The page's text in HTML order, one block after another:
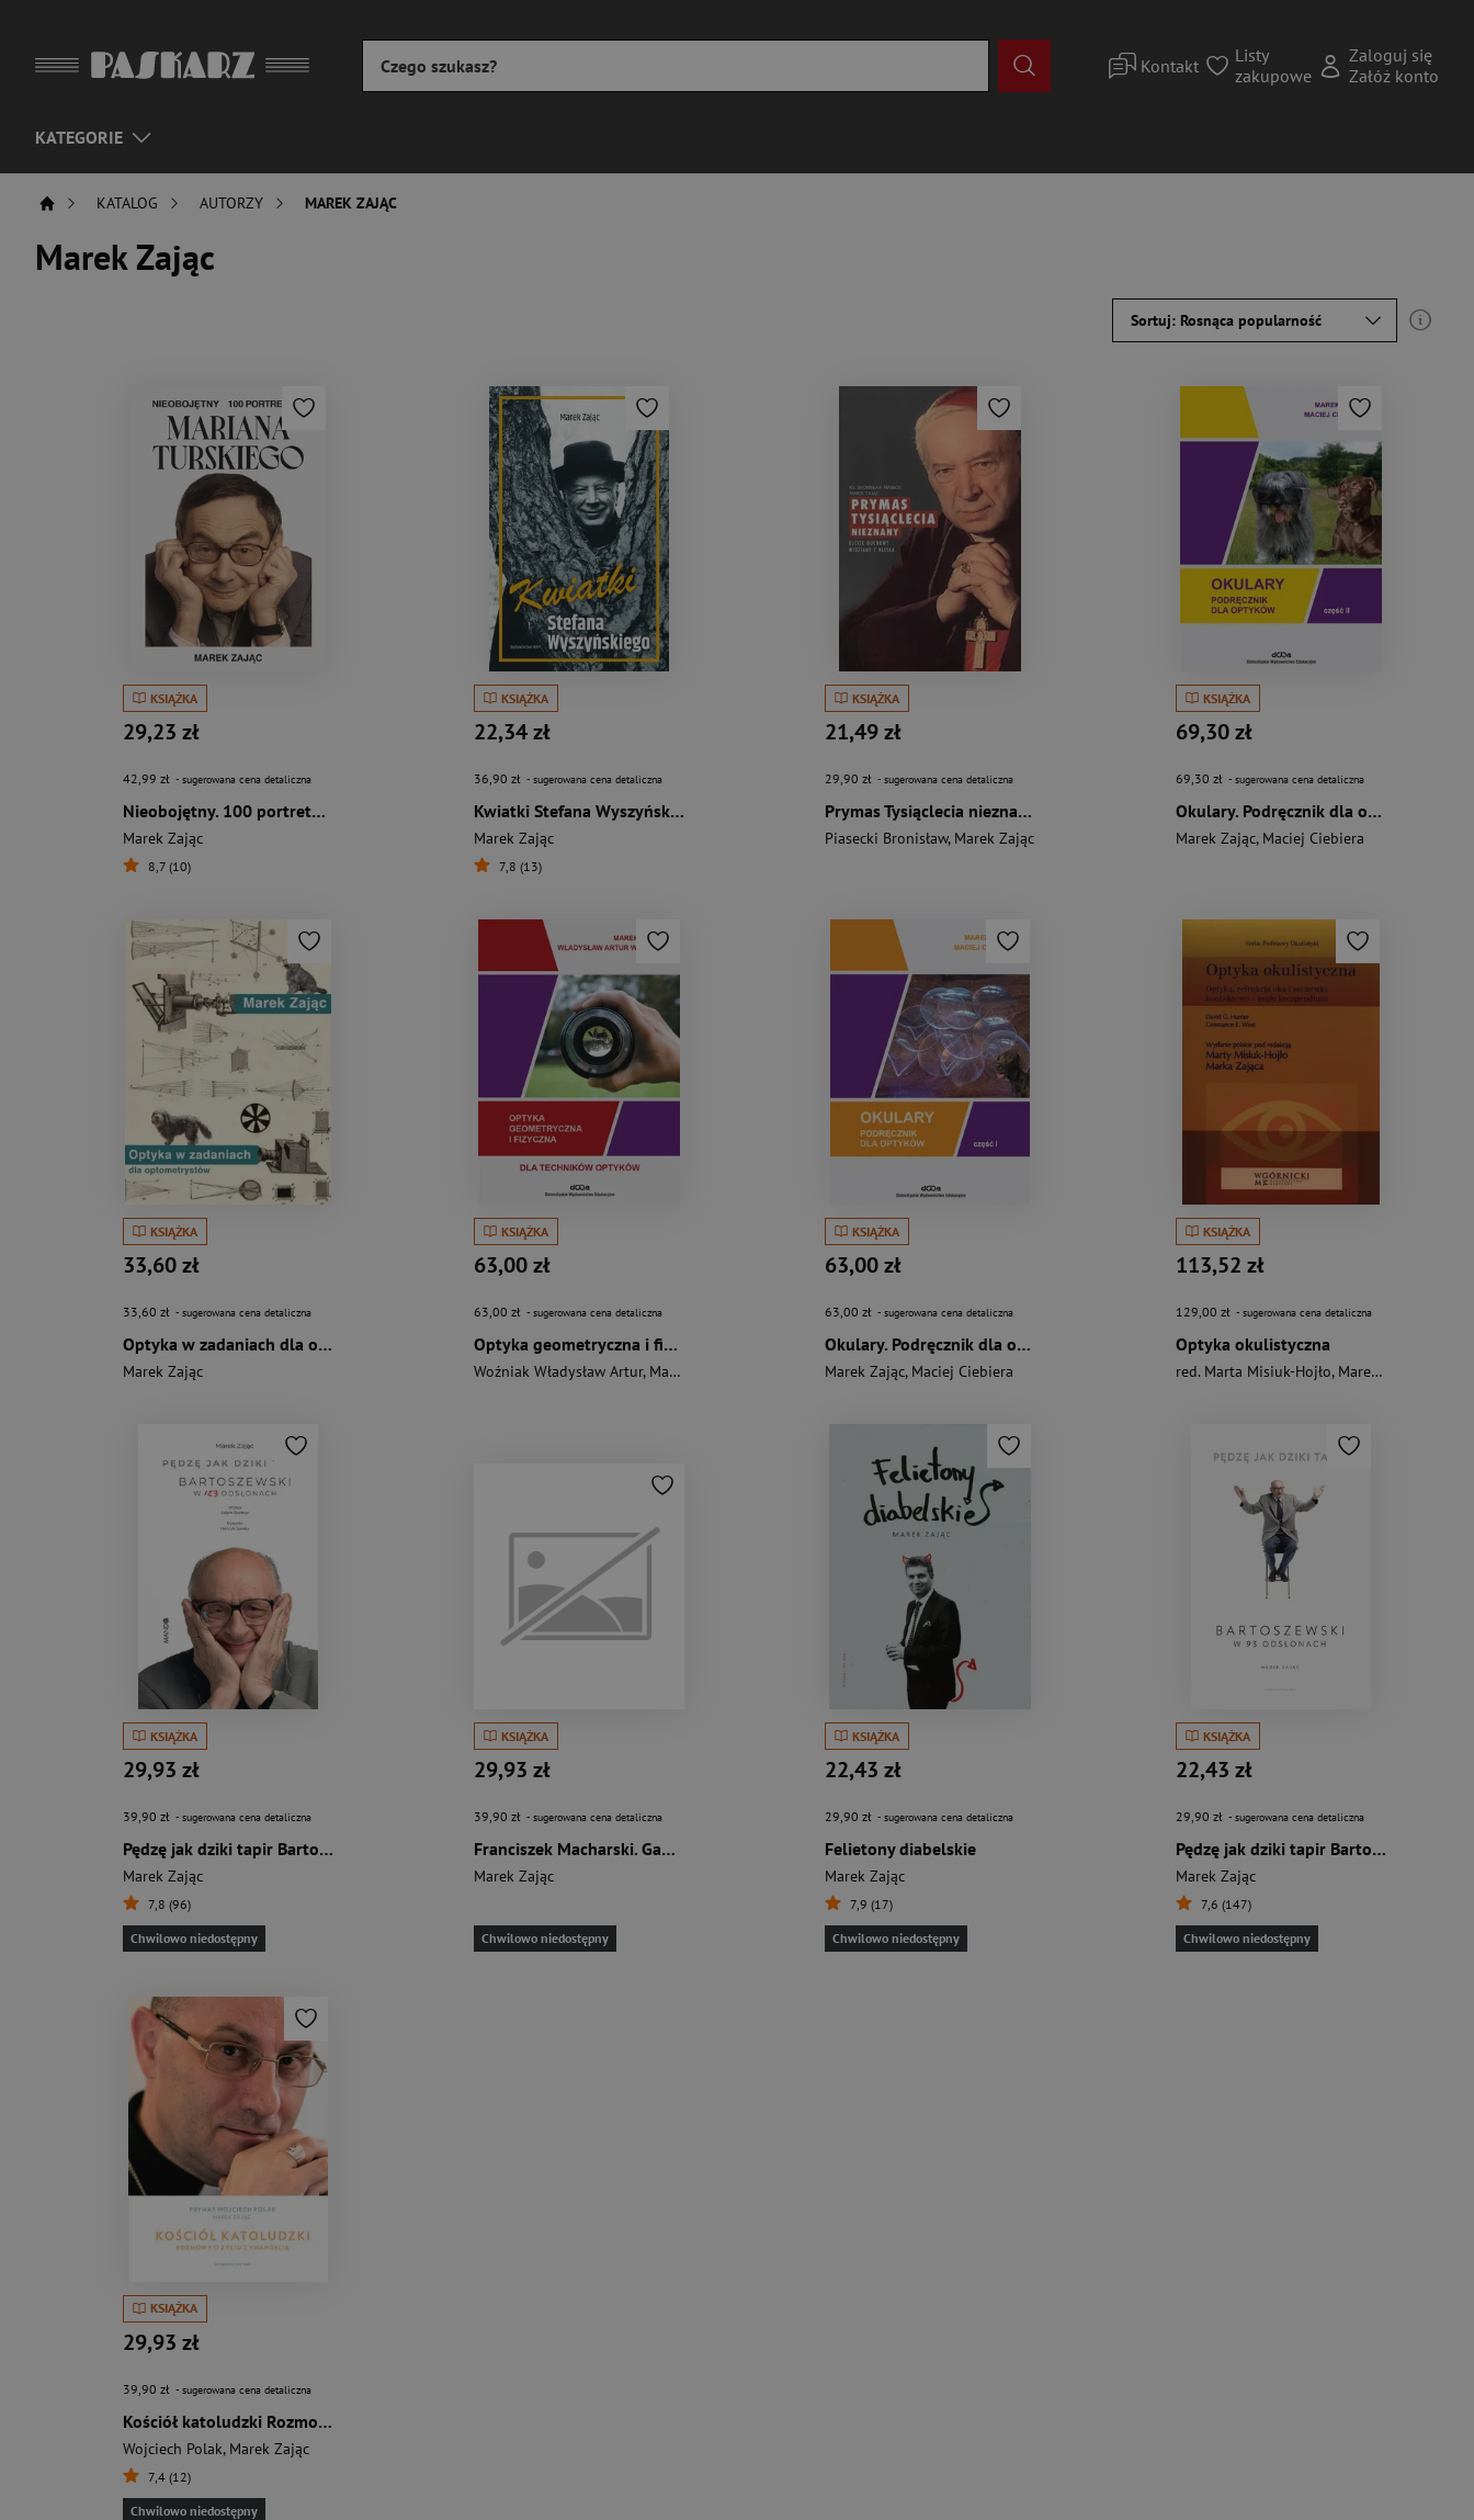
Kontakt
Listy
zakupowe
Zaloguj się
Załóż konto
KATEGORIE
KATALOG AUTORZY MAREK ZAJĄC
Marek Zając
Sortuj: Rosnąca popularność
KSIĄŻKA
29,23 zł
42,99 zł - sugerowana cena detaliczna
Nieobojętny. 100 portretów Mariana Turskiego
Marek Zając
8,7 (10)
KSIĄŻKA
22,34 zł
36,90 zł - sugerowana cena detaliczna
Kwiatki Stefana Wyszyńskiego
Marek Zając
7,8 (13)
KSIĄŻKA
21,49 zł
29,90 zł - sugerowana cena detaliczna
Prymas Tysiąclecia nieznany Ojciec duchowy widziany z bliska
Piasecki Bronisław, Marek Zając
KSIĄŻKA
69,30 zł
69,30 zł - sugerowana cena detaliczna
Okulary. Podręcznik dla optyków cz.2
Marek Zając, Maciej Ciebiera
KSIĄŻKA
33,60 zł
33,60 zł - sugerowana cena detaliczna
Optyka w zadaniach dla optometrystów
Marek Zając
KSIĄŻKA
63,00 zł
63,00 zł - sugerowana cena detaliczna
Optyka geometryczna i fizyczna dla optyków
Woźniak Władysław Artur, Marek Zając
KSIĄŻKA
63,00 zł
63,00 zł - sugerowana cena detaliczna
Okulary. Podręcznik dla optyków cz.1
Marek Zając, Maciej Ciebiera
KSIĄŻKA
113,52 zł
129,00 zł - sugerowana cena detaliczna
Optyka okulistyczna
red. Marta Misiuk-Hojło, Marek Zając
KSIĄŻKA
29,93 zł
39,90 zł - sugerowana cena detaliczna
Pędzę jak dziki tapir Bartoszewski w 123 odsłonach
Marek Zając
7,8 (96)
Chwilowo niedostępny
KSIĄŻKA
29,93 zł
39,90 zł - sugerowana cena detaliczna
Franciszek Macharski. Gawędy o niezwykłym kardynale
Marek Zając
Chwilowo niedostępny
KSIĄŻKA
22,43 zł
29,90 zł - sugerowana cena detaliczna
Felietony diabelskie
Marek Zając
7,9 (17)
Chwilowo niedostępny
KSIĄŻKA
22,43 zł
29,90 zł - sugerowana cena detaliczna
Pędzę jak dziki tapir Bartoszewski w 93 odsłonach
Marek Zając
7,6 (147)
Chwilowo niedostępny
KSIĄŻKA
29,93 zł
39,90 zł - sugerowana cena detaliczna
Kościół katoludzki Rozmowy o życiu z Ewangelią
Wojciech Polak, Marek Zając
7,4 (12)
Chwilowo niedostępny